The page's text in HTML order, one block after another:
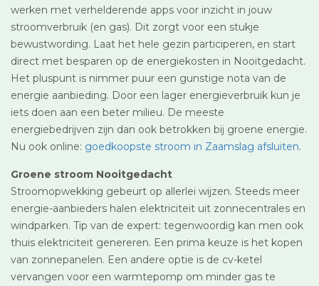
werken met verhelderende apps voor inzicht in jouw
stroomverbruik (en gas). Dit zorgt voor een stukje
bewustwording. Laat het hele gezin participeren, en start
direct met besparen op de energiekosten in Nooitgedacht.
Het pluspunt is nimmer puur een gunstige nota van de
energie aanbieding. Door een lager energieverbruik kun je
iets doen aan een beter milieu. De meeste
energiebedrijven zijn dan ook betrokken bij groene energie.
Nu ook online: goedkoopste stroom in Zaamslag afsluiten.
Groene stroom Nooitgedacht
Stroomopwekking gebeurt op allerlei wijzen. Steeds meer
energie-aanbieders halen elektriciteit uit zonnecentrales en
windparken. Tip van de expert: tegenwoordig kan men ook
thuis elektriciteit genereren. Een prima keuze is het kopen
van zonnepanelen. Een andere optie is de cv-ketel
vervangen voor een warmtepomp om minder gas te